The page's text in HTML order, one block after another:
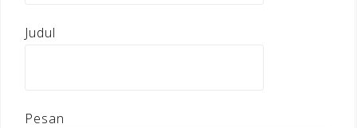
Judul
Pesan